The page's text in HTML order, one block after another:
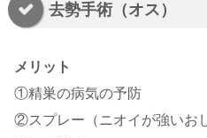
去勢手術（オス）
メリット
①精巣の病気の予防
②スプレー（ニオイが強いお